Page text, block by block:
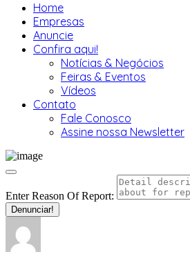
Home
Empresas
Anuncie
Confira aqui!
Notícias & Negócios
Feiras & Eventos
Vídeos
Contato
Fale Conosco
Assine nossa Newsletter
Enter Reason Of Report:
Denunciar!